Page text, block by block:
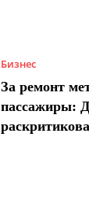
Бизнес
За ремонт
пассажиры: